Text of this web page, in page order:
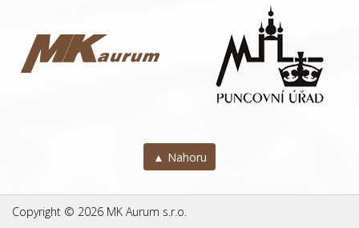
▲ Nahoru
Copyright © 2026 MK Aurum s.r.o.